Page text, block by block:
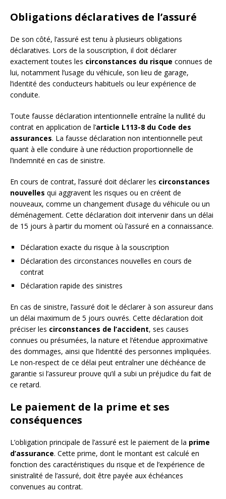
Obligations déclaratives de l’assuré
De son côté, l’assuré est tenu à plusieurs obligations
déclaratives. Lors de la souscription, il doit déclarer
exactement toutes les circonstances du risque connues de
lui, notamment l’usage du véhicule, son lieu de garage,
l’identité des conducteurs habituels ou leur expérience de
conduite.
Toute fausse déclaration intentionnelle entraîne la nullité du
contrat en application de l’article L113-8 du Code des
assurances. La fausse déclaration non intentionnelle peut
quant à elle conduire à une réduction proportionnelle de
l’indemnité en cas de sinistre.
En cours de contrat, l’assuré doit déclarer les circonstances
nouvelles qui aggravent les risques ou en créent de
nouveaux, comme un changement d’usage du véhicule ou un
déménagement. Cette déclaration doit intervenir dans un délai
de 15 jours à partir du moment où l’assuré en a connaissance.
Déclaration exacte du risque à la souscription
Déclaration des circonstances nouvelles en cours de
contrat
Déclaration rapide des sinistres
En cas de sinistre, l’assuré doit le déclarer à son assureur dans
un délai maximum de 5 jours ouvrés. Cette déclaration doit
préciser les circonstances de l’accident, ses causes
connues ou présumées, la nature et l’étendue approximative
des dommages, ainsi que l’identité des personnes impliquées.
Le non-respect de ce délai peut entraîner une déchéance de
garantie si l’assureur prouve qu’il a subi un préjudice du fait de
ce retard.
Le paiement de la prime et ses
conséquences
L’obligation principale de l’assuré est le paiement de la prime
d’assurance. Cette prime, dont le montant est calculé en
fonction des caractéristiques du risque et de l’expérience de
sinistralité de l’assuré, doit être payée aux échéances
convenues au contrat.